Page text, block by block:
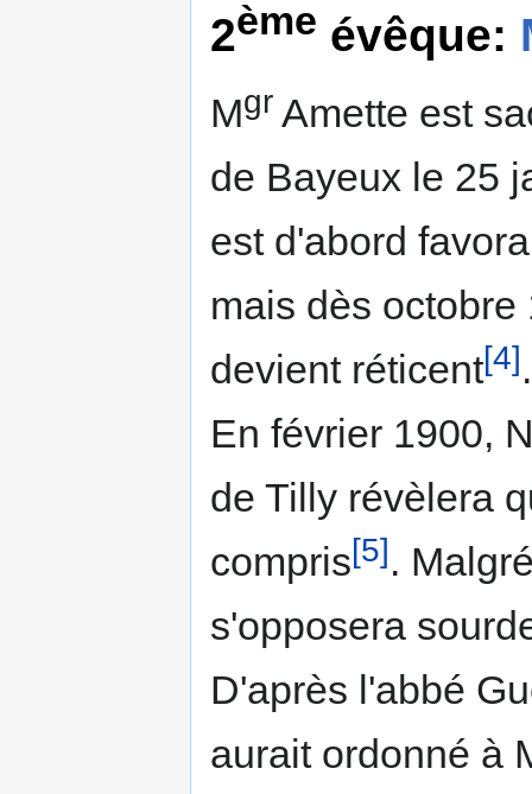
2ème évêque:
Mgr Amette est
de Bayeux le 25
est d'abord
mais dès octobre
devient réticent[4].
En février 1900,
de Tilly révèlera
compris[5].
s'opposera
D'après l'abbé
aurait ordonné à